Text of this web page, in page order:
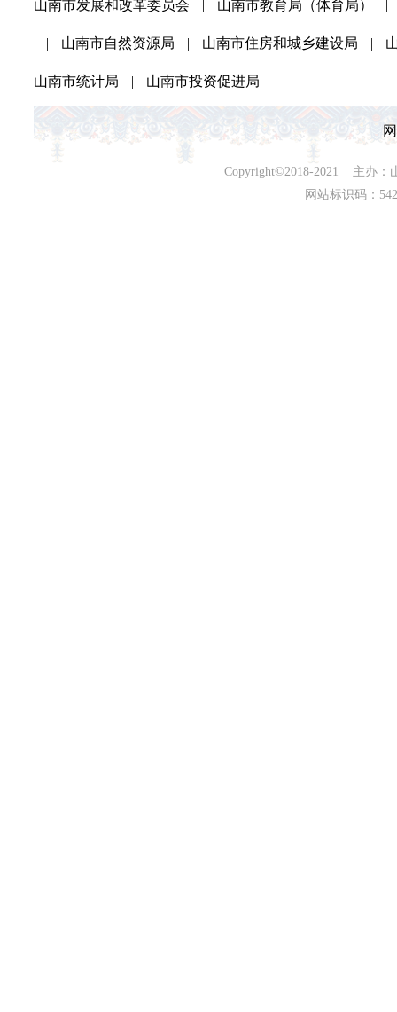
山南市发展和改革委员会 | 山南市教育局（体育局） |
| 山南市自然资源局 | 山南市住房和城乡建设局 |
山南市统计局 | 山南市投资促进局
Copyright©2018-2021 主办：
网站标识码：